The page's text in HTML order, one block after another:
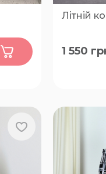
Літній
46-48,
1 550